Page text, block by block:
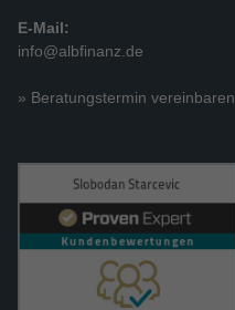
E-Mail:
info@albfinanz.de
» Beratungstermin vereinbaren